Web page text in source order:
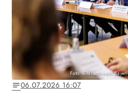
Foto: Bildnachweis:
notes06.07.2026 16:07